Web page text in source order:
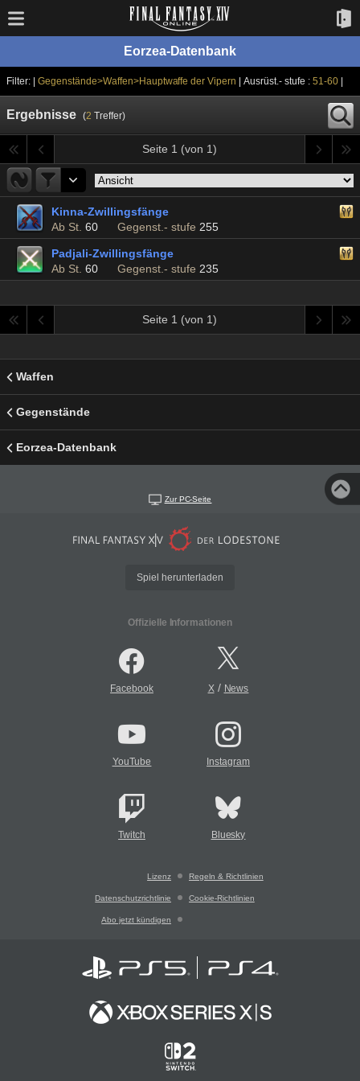
Eorzea-Datenbank
Filter: | Gegenstände>Waffen>Hauptwaffe der Vipern | Ausrüst.- stufe : 51-60|
Ergebnisse (2 Treffer)
Seite 1 (von 1)
Kinna-Zwillingsfänge
Ab St. 60 Gegenst.- stufe 255
Padjali-Zwillingsfänge
Ab St. 60 Gegenst.- stufe 235
Seite 1 (von 1)
Waffen
Gegenstände
Eorzea-Datenbank
Zur PC-Seite
Spiel herunterladen
Offizielle Informationen
Facebook X/ News
YouTube Instagram
Twitch Bluesky
Lizenz Regeln & Richtlinien
Datenschutzrichtlinie Cookie-Richtlinien
Abo jetzt kündigen